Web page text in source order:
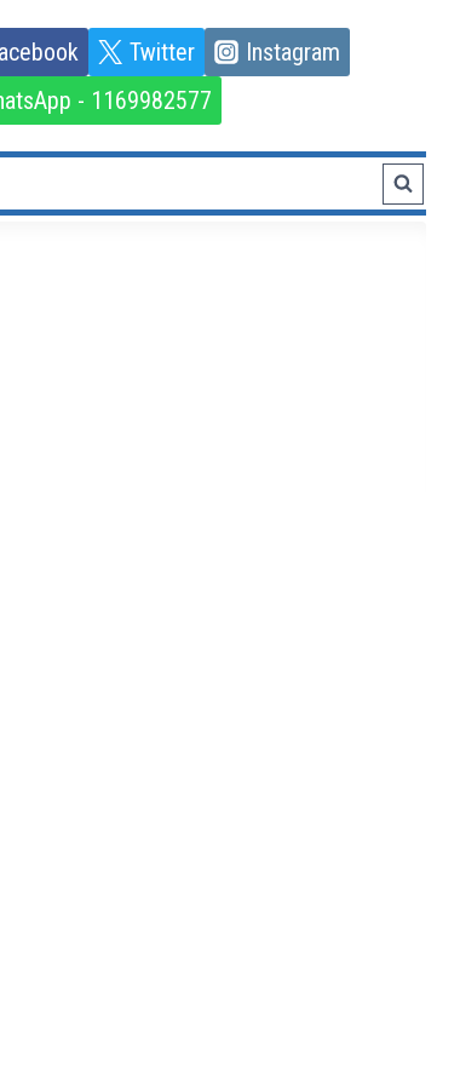
Twitter
Instagram
- 1169982577